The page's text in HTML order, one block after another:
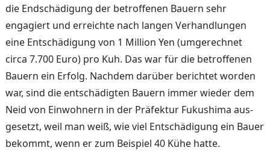
die Endschädigung der betroffe­nen Bauern sehr
engagiert und erreichte nach langen Ver­handlungen
eine Entschädi­gung von 1 Million Yen (um­gerechnet
circa 7.700 Euro) pro Kuh. Das war für die be­troffenen
Bauern ein Erfolg. Nachdem darüber berichtet worden
war, sind die entschä­digten Bauern immer wieder dem
Neid von Einwohnern in der Präfektur Fukushima aus­
gesetzt, weil man weiß, wie viel Entschädigung ein Bauer
bekommt, wenn er zum Bei­spiel 40 Kühe hatte.